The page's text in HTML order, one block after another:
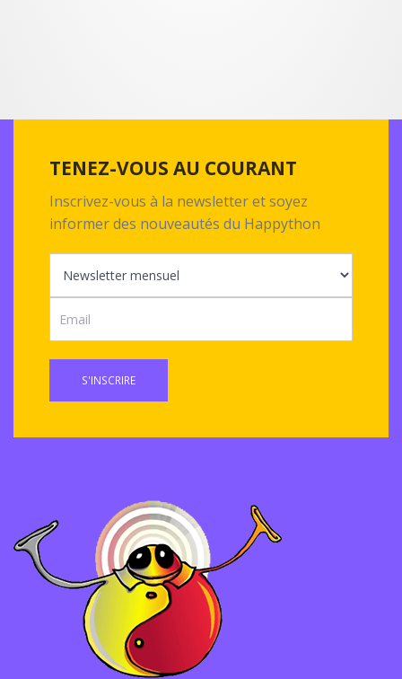
TENEZ-VOUS AU COURANT
Inscrivez-vous à la newsletter et soyez
informer des nouveautés du Happython
S'INSCRIRE